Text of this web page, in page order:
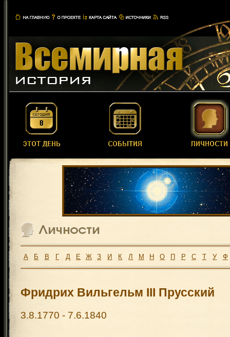
А Б В Г Д Е Ж З И К Л М Н О П Р С Т У Ф
Фридрих Вильгельм III Прусский
3.8.1770 - 7.6.1840